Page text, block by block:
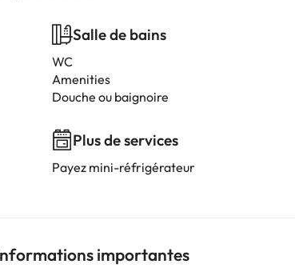
Salle de bains
WC
Amenities
Douche ou baignoire
Plus de services
Payez mini-réfrigérateur
importantes